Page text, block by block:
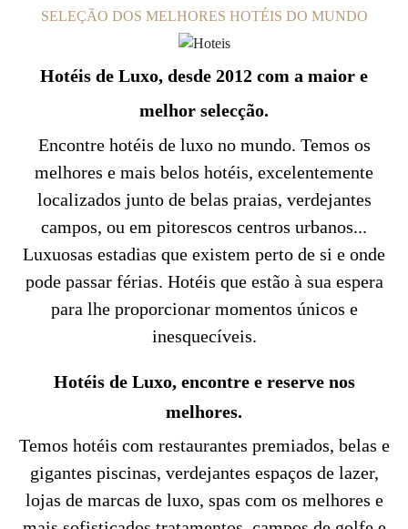
SELEÇÃO DOS MELHORES HOTÉIS DO MUNDO
Hotéis de Luxo, desde 2012 com a maior e
melhor selecção.
Encontre hotéis de luxo no mundo. Temos os
melhores e mais belos hotéis, excelentemente
localizados junto de belas praias, verdejantes
campos, ou em pitorescos centros urbanos...
Luxuosas estadias que existem perto de si e onde
pode passar férias. Hotéis que estão à sua espera
para lhe proporcionar momentos únicos e
inesquecíveis.
Hotéis de Luxo, encontre e reserve nos
melhores.
Temos hotéis com restaurantes premiados, belas e
gigantes piscinas, verdejantes espaços de lazer,
lojas de marcas de luxo, spas com os melhores e